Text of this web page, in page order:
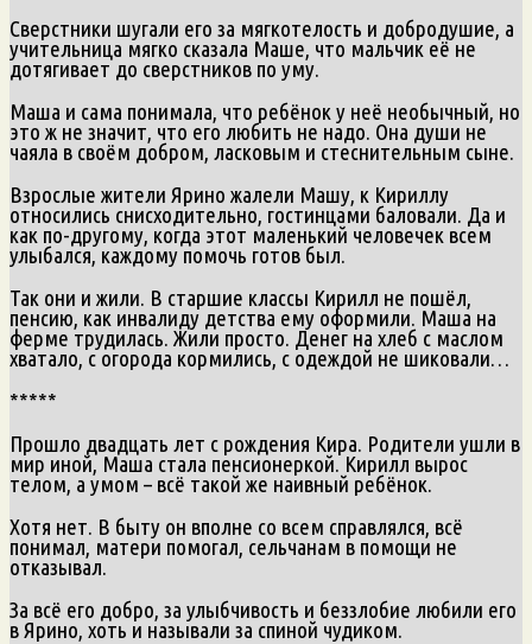
Сверстники шугали его за мягкотелость и добродушие, а
учительница мягко сказала Маше, что мальчик её не
дотягивает до сверстников по уму.
Маша и сама понимала, что ребёнок у неё необычный, но
это ж не значит, что его любить не надо. Она души не
чаяла в своём добром, ласковым и стеснительным сыне.
Взрослые жители Ярино жалели Машу, к Кириллу
относились снисходительно, гостинцами баловали. Да и
как по-другому, когда этот маленький человечек всем
улыбался, каждому помочь готов был.
Так они и жили. В старшие классы Кирилл не пошёл,
пенсию, как инвалиду детства ему оформили. Маша на
ферме трудилась. Жили просто. Денег на хлеб с маслом
хватало, с огорода кормились, с одеждой не шиковали…
*****
Прошло двадцать лет с рождения Кира. Родители ушли в
мир иной, Маша стала пенсионеркой. Кирилл вырос
телом, а умом – всё такой же наивный ребёнок.
Хотя нет. В быту он вполне со всем справлялся, всё
понимал, матери помогал, сельчанам в помощи не
отказывал.
За всё его добро, за улыбчивость и беззлобие любили его
в Ярино, хоть и называли за спиной чудиком.